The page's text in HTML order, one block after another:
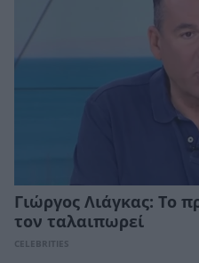
Γιώργος Λιάγκας: Tο
τον ταλαιπωρεί
CELEBRITIES